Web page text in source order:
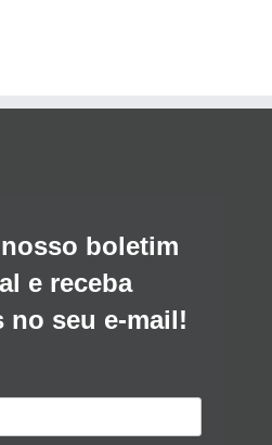
boletim
e receba
no seu e-mail!